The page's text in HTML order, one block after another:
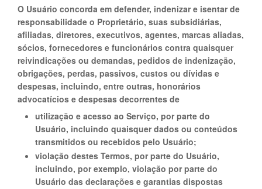
O Usuário concorda em defender, indenizar e isentar de
responsabilidade o Proprietário, suas subsidiárias,
afiliadas, diretores, executivos, agentes, marcas aliadas,
sócios, fornecedores e funcionários contra quaisquer
reivindicações ou demandas, pedidos de indenização,
obrigações, perdas, passivos, custos ou dívidas e
despesas, incluindo, entre outras, honorários
advocatícios e despesas decorrentes de
utilização e acesso ao Serviço, por parte do
Usuário, incluindo quaisquer dados ou conteúdos
transmitidos ou recebidos pelo Usuário;
violação destes Termos, por parte do Usuário,
incluindo, por exemplo, violação por parte do
Usuário das declarações e garantias dispostas